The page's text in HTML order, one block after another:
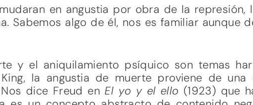
en angustia por obra de la represión,
Sabemos algo de él, nos es familiar aunque
y el aniquilamiento psíquico son temas
la angustia de muerte proviene de una
Nos dice Freud enEl yo y el ello (1923) que